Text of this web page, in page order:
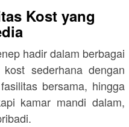
Kost yang
hadir dalam berbagai
sederhana dengan
bersama, hingga
kamar mandi dalam,